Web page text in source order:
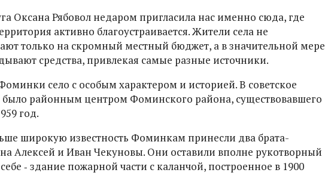
Оксана Рябовол недаром пригласила нас именно сюда, где
активно благоустраивается. Жители села не
только на скромный местный бюджет, а в значительной мере
средства, привлекая самые разные источники.
село с особым характером и историей. В советское
было районным центром Фоминского района, существовавшего
год.
широкую известность Фоминкам принесли два брата-
Алексей и Иван Чекуновы. Они оставили вполне рукотворный
‑ здание пожарной части с каланчой, построенное в 1900